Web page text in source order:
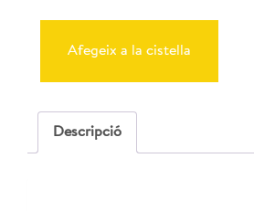
quantitat
Reserva
27-
2025
Afegeix a la cistella
Descripció